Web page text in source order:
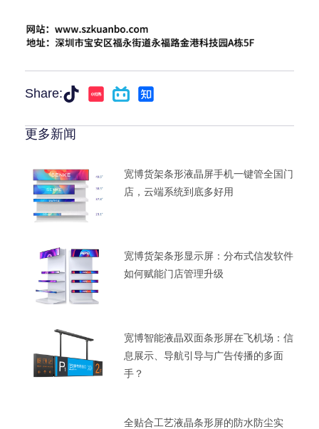
Share:
更多新闻
宽博货架条形液晶屏手机一键管全国门
店，云端系统到底多好用
宽博货架条形显示屏：分布式信发软件
如何赋能门店管理升级
宽博智能液晶双面条形屏在飞机场：信
息展示、导航引导与广告传播的多面
手？
全贴合工艺液晶条形屏的防水防尘实